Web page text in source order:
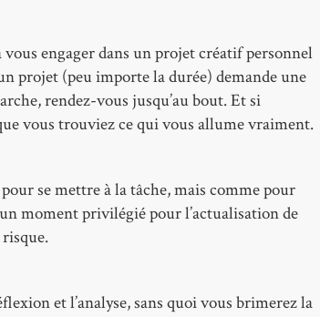
engager dans un projet créatif personnel
projet (peu importe la durée) demande une
rendez-vous jusqu’au bout. Et si
vous trouviez ce qui vous allume vraiment.
se mettre à la tâche, mais comme pour
moment privilégié pour l’actualisation de
et l’analyse, sans quoi vous brimerez la